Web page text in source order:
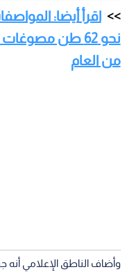
اقرأ أيضا:
نحو 62 طن
من العام
وأضاف الناطق الإعلامي أنه